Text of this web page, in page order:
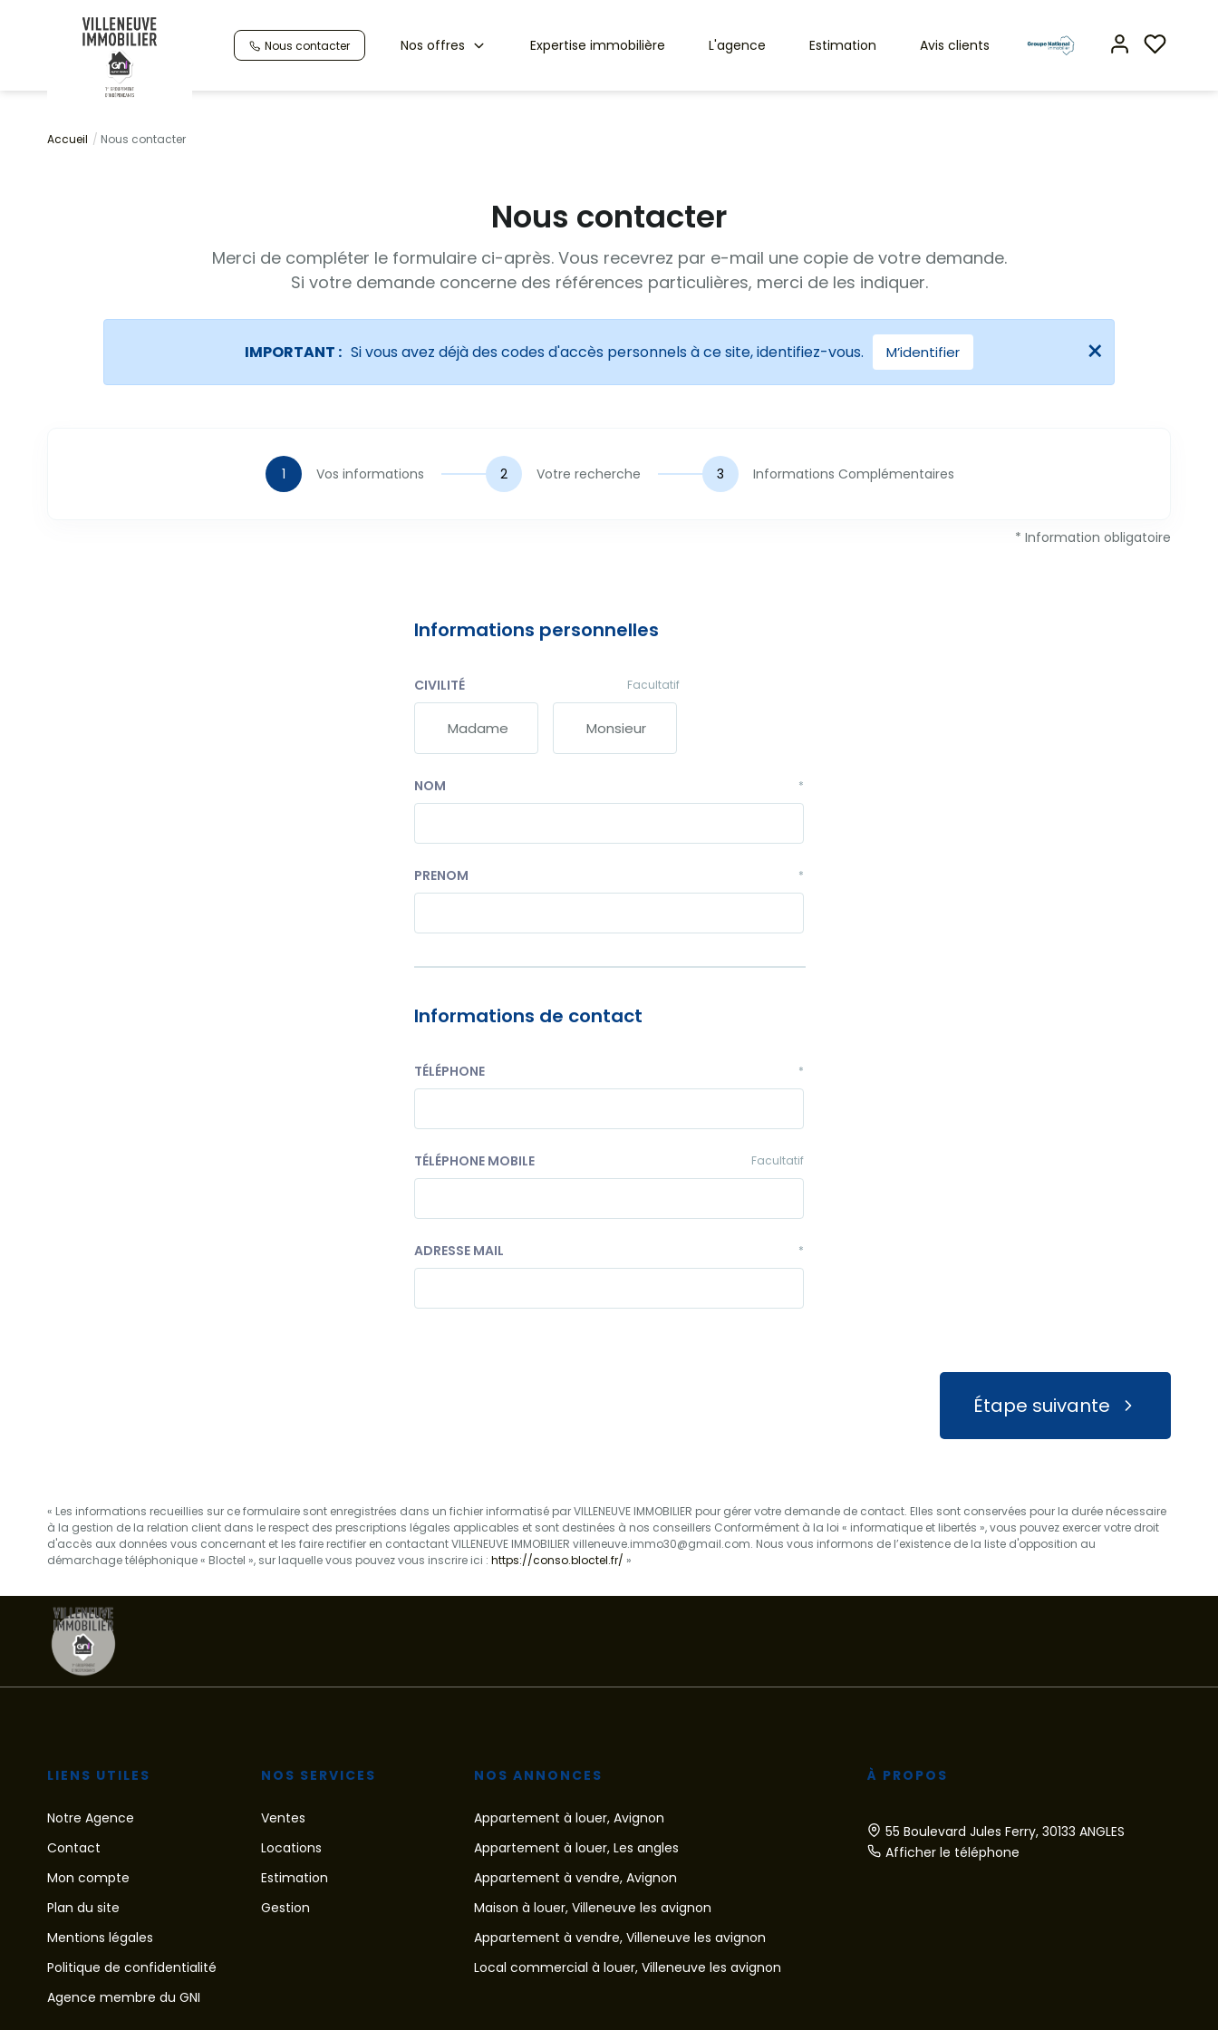
Nous contacter Nos offres Expertise immobilière L'agence Estimation Avis clients
Accueil Nous contacter
Nous contacter
Merci de compléter le formulaire ci-après. Vous recevrez par e-mail une copie de votre demande.
Si votre demande concerne des références particulières, merci de les indiquer.
IMPORTANT : Si vous avez déjà des codes d'accès personnels à ce site, identifiez-vous. M’identifier
Vos informations Votre recherche Informations Complémentaires
* Information obligatoire
Informations personnelles
CIVILITÉ Facultatif
Madame Monsieur
NOM *
PRENOM *
Informations de contact
TÉLÉPHONE *
TÉLÉPHONE MOBILE Facultatif
ADRESSE MAIL *
Étape suivante
« Les informations recueillies sur ce formulaire sont enregistrées dans un fichier informatisé par VILLENEUVE IMMOBILIER pour gérer votre demande de contact. Elles sont conservées pour la durée nécessaire
à la gestion de la relation client dans le respect des prescriptions légales applicables et sont destinées à nos conseillers Conformément à la loi « informatique et libertés », vous pouvez exercer votre droit
d'accès aux données vous concernant et les faire rectifier en contactant VILLENEUVE IMMOBILIER villeneuve.immo30@gmail.com. Nous vous informons de l’existence de la liste d'opposition au
démarchage téléphonique « Bloctel », sur laquelle vous pouvez vous inscrire ici : https://conso.bloctel.fr/ »
LIENS UTILES
Notre Agence
Contact
Mon compte
Plan du site
Mentions légales
Politique de confidentialité
Agence membre du GNI
NOS SERVICES
Ventes
Locations
Estimation
Gestion
NOS ANNONCES
Appartement à louer, Avignon
Appartement à louer, Les angles
Appartement à vendre, Avignon
Maison à louer, Villeneuve les avignon
Appartement à vendre, Villeneuve les avignon
Local commercial à louer, Villeneuve les avignon
À PROPOS
55 Boulevard Jules Ferry, 30133 ANGLES
Afficher le téléphone